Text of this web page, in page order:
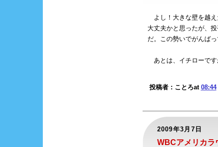
よし！大きな壁を越え
大丈夫かと思ったが、
だ。この勢いでがんば
あとは、イチローです
投稿者：ことろat 08:44
2009年3月7日
WBCアメリカラ